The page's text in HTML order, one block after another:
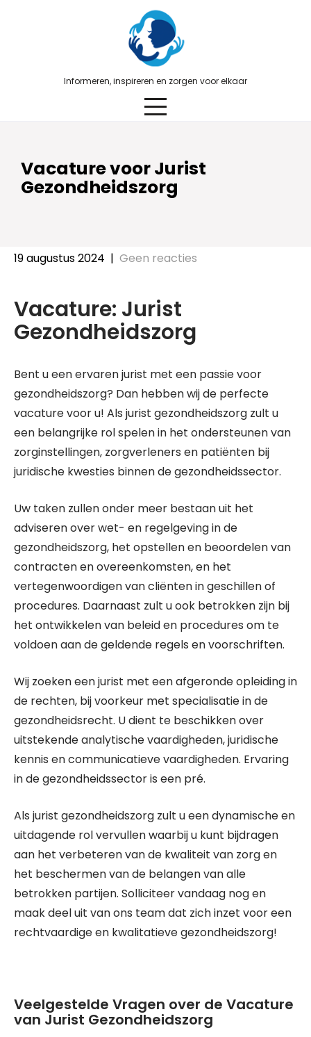
Informeren, inspireren en zorgen voor elkaar
Vacature voor Jurist
Gezondheidszorg
19 augustus 2024 | Geen reacties
Vacature: Jurist
Gezondheidszorg
Bent u een ervaren jurist met een passie voor
gezondheidszorg? Dan hebben wij de perfecte
vacature voor u! Als jurist gezondheidszorg zult u
een belangrijke rol spelen in het ondersteunen van
zorginstellingen, zorgverleners en patiënten bij
juridische kwesties binnen de gezondheidssector.
Uw taken zullen onder meer bestaan uit het
adviseren over wet- en regelgeving in de
gezondheidszorg, het opstellen en beoordelen van
contracten en overeenkomsten, en het
vertegenwoordigen van cliënten in geschillen of
procedures. Daarnaast zult u ook betrokken zijn bij
het ontwikkelen van beleid en procedures om te
voldoen aan de geldende regels en voorschriften.
Wij zoeken een jurist met een afgeronde opleiding in
de rechten, bij voorkeur met specialisatie in de
gezondheidsrecht. U dient te beschikken over
uitstekende analytische vaardigheden, juridische
kennis en communicatieve vaardigheden. Ervaring
in de gezondheidssector is een pré.
Als jurist gezondheidszorg zult u een dynamische en
uitdagende rol vervullen waarbij u kunt bijdragen
aan het verbeteren van de kwaliteit van zorg en
het beschermen van de belangen van alle
betrokken partijen. Solliciteer vandaag nog en
maak deel uit van ons team dat zich inzet voor een
rechtvaardige en kwalitatieve gezondheidszorg!
Veelgestelde Vragen over de Vacature
van Jurist Gezondheidszorg